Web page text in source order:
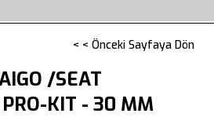
< < Önceki Sayfaya Dön
/SEAT
KIT - 30 MM